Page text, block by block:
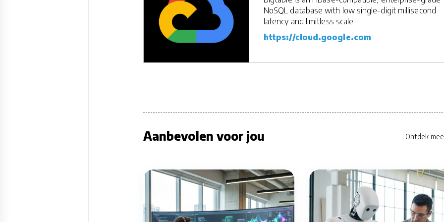
NoSQL database with low single-digit millisecond
latency and limitless scale.
https://cloud.google.com
Aanbevolen voor jou Ontdek